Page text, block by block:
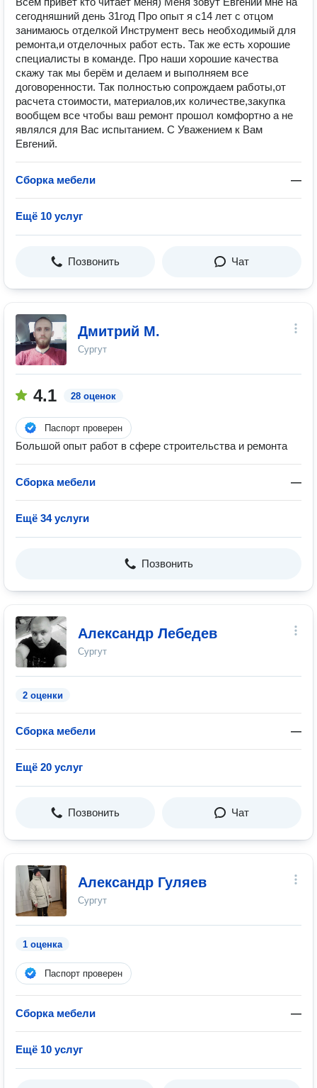
сегодняшний день 31год Про опыт я с14 лет с отцом
занимаюсь отделкой Инструмент весь необходимый для
ремонта,и отделочных работ есть. Так же есть хорошие
специалисты в команде. Про наши хорошие качества
скажу так мы берём и делаем и выполняем все
договоренности. Так полностью сопрождаем работы,от
расчета стоимости, материалов,их количестве,закупка
вообщем все чтобы ваш ремонт прошол комфортно а не
являлся для Вас испытанием. С Уважением к Вам
Евгений.
Сборка мебели —
Ещё 10 услуг
Позвонить Чат
Дмитрий М.
Сургут
4.1 28 оценок
Паспорт проверен
Большой опыт работ в сфере строительства и ремонта
Сборка мебели —
Ещё 34 услуги
Позвонить
Александр Лебедев
Сургут
2 оценки
Сборка мебели —
Ещё 20 услуг
Позвонить Чат
Александр Гуляев
Сургут
1 оценка
Паспорт проверен
Сборка мебели —
Ещё 10 услуг